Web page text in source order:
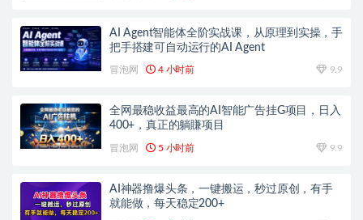
AI Agent智能体全阶实战课，从原理到实操，手
把手搭建可自动运行的AI Agent
冒泡网 4 小时前 9.9
全网最稳收益最高的AI智能广告挂G项目，日入
400+，真正的躺賺项目
冒泡网 5 小时前 9.9
AI神器撸爆头条，一键搬运，秒过原创，有手
就能做，每天稳定200+